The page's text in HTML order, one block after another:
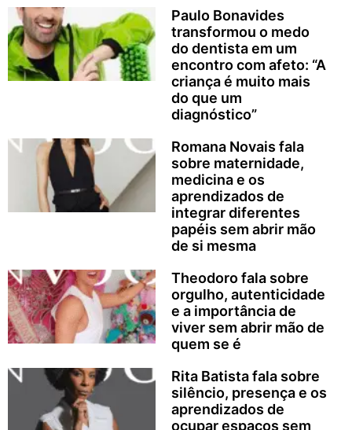
Paulo Bonavides
transformou o medo
do dentista em um
encontro com afeto: “A
criança é muito mais
do que um
diagnóstico”
Romana Novais fala
sobre maternidade,
medicina e os
aprendizados de
integrar diferentes
papéis sem abrir mão
de si mesma
Theodoro fala sobre
orgulho, autenticidade
e a importância de
viver sem abrir mão de
quem se é
Rita Batista fala sobre
silêncio, presença e os
aprendizados de
ocupar espaços sem